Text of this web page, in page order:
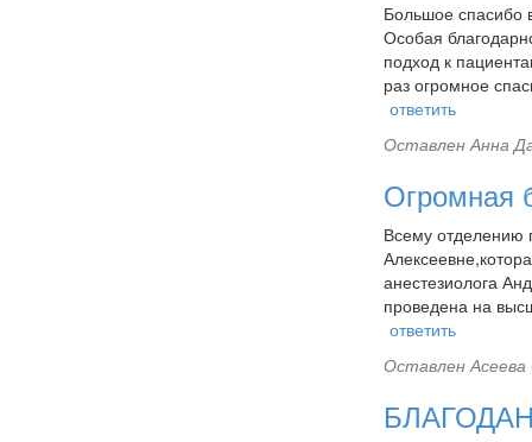
Большое спасибо
Особая
подход к
раз огромное
ответить
ОставленАнна
Огромная
Всему отделению
анестезиолога
проведена на
ответить
ОставленАсеева